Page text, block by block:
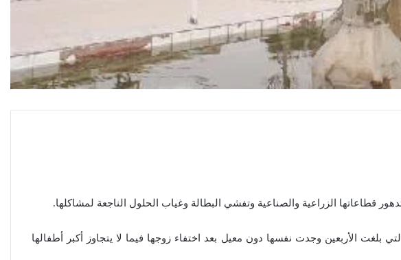
الزراعية والصناعية وتفشي البطالة وغياب الحلول الناجعة لمشاكلها.
الأربعين وجدت نفسها دون معيل بعد اختفاء زوجها فيما لا يتجاوز أكبر أطفالها